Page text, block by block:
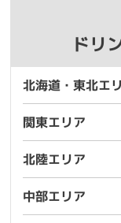
ドリ
北海道・東北エ
関東エリア
北陸エリア
中部エリア